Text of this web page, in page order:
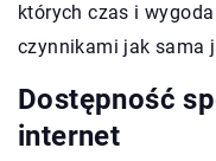
których czas i
czynnikami jak sama
Dostępność
internet